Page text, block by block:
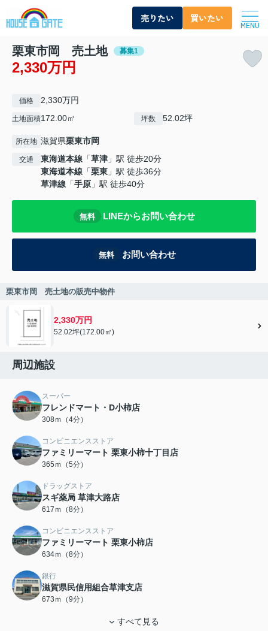
売りたい 買いたい
MENU
栗東市岡 売土地 募集1
2,330万円
価格 2,330万円
土地面積172.00㎡ 坪数 52.02坪
所在地 滋賀県栗東市岡
交通 東海道本線 「草津 」駅 徒歩20分
東海道本線 「栗東 」駅 徒歩36分
草津線 「手原 」駅 徒歩40分
無料 LINEからお問い合わせ
無料 お問い合わせ
栗東市岡 売土地の販売中物件
2,330万円
52.02坪(172.00㎡)
周辺施設
スーパー
フレンドマート・D小柿店
308ｍ（4分）
コンビニエンスストア
ファミリーマート 栗東小柿十丁目店
365ｍ（5分）
ドラッグストア
スギ薬局 草津大路店
617ｍ（8分）
コンビニエンスストア
ファミリーマート 栗東小柿店
634ｍ（8分）
銀行
滋賀県民信用組合草津支店
673ｍ（9分）
すべて見る